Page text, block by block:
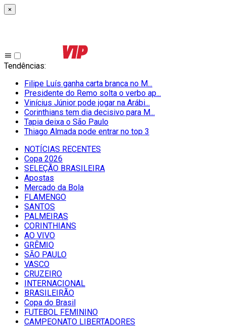
×
Tendências:
Filipe Luís ganha carta branca no M...
Presidente do Remo solta o verbo ap...
Vinícius Júnior pode jogar na Arábi...
Corinthians tem dia decisivo para M...
Tapia deixa o São Paulo
Thiago Almada pode entrar no top 3
NOTÍCIAS RECENTES
Copa 2026
SELEÇÃO BRASILEIRA
Apostas
Mercado da Bola
FLAMENGO
SANTOS
PALMEIRAS
CORINTHIANS
AO VIVO
GRÊMIO
SĀO PAULO
VASCO
CRUZEIRO
INTERNACIONAL
BRASILEIRÃO
Copa do Brasil
FUTEBOL FEMININO
CAMPEONATO LIBERTADORES